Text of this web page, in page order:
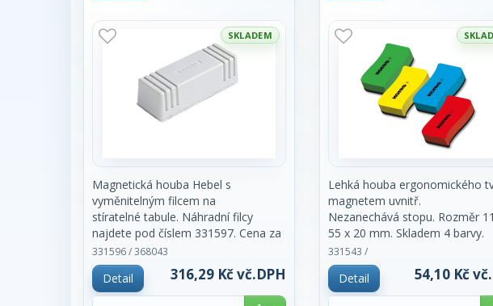
kus.
SKLADEM
Magnetická houba Hebel s
vyměnitelným filcem na
stíratelné tabule. Náhradní filcy
najdete pod číslem 331597. Cena za
kus.
331596 / 368043
Detail 316,29 Kč vč.DPH
Lehká houba ergonomického
magnetem uvnitř.
Nezanechává stopu. Rozměr
55 x 20 mm. Skladem 4 barvy.
Požadovanou barvu
prosím specifikujte do
objednávce. Značka Kores.
kus.
331543 /
Detail 54,10 Kč